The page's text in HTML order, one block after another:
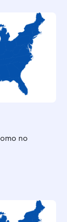
no